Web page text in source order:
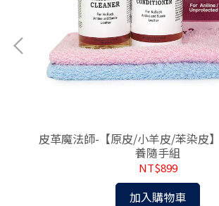
皮革魔法師-【原皮/小羊皮/苯染皮
養隨手組
NT$899
加入購物車